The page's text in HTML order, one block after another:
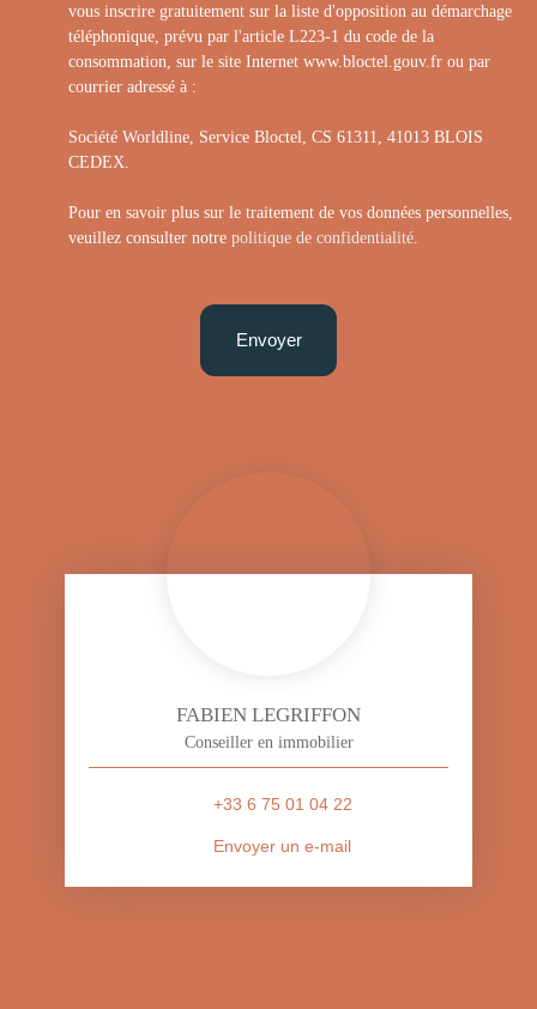
vous inscrire gratuitement sur la liste d'opposition au démarchage
téléphonique, prévu par l'article L223-1 du code de la
consommation, sur le site Internet www.bloctel.gouv.fr ou par
courrier adressé à :
Société Worldline, Service Bloctel, CS 61311, 41013 BLOIS
CEDEX.
Pour en savoir plus sur le traitement de vos données personnelles,
veuillez consulter notre politique de confidentialité.
Envoyer
FABIEN LEGRIFFON
Conseiller en immobilier
+33 6 75 01 04 22
Envoyer un e-mail